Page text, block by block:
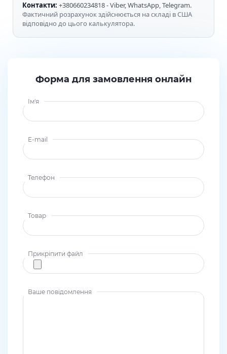
Контакти: +380660234818 - Viber, WhatsApp, Telegram.
Фактичний розрахунок здійснюється на складі в США
відповідно до цього калькулятора.
Форма для замовлення онлайн
Ім'я
E-mail
Телефон
Товар
Прикріпити файл
Ваше повідомлення